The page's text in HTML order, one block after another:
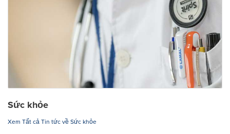
Sức khỏe
Xem Tất cả Tin tức về Sức khỏe